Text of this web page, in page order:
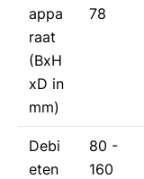
appa
raat
(BxH
xD in
mm)
78
Debi
eten
80 -
160